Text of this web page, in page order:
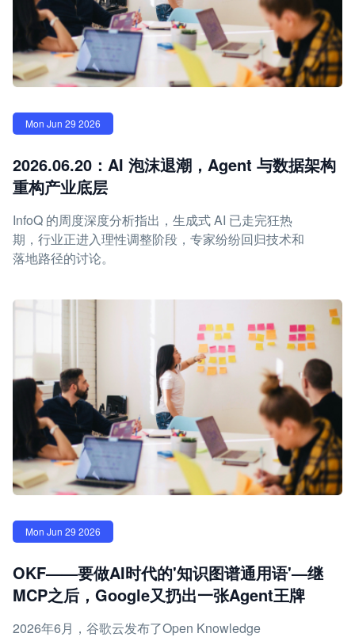
Mon Jun 29 2026
2026.06.20：AI 泡沫退潮，Agent 与数据架构
重构产业底层
InfoQ 的周度深度分析指出，生成式 AI 已走完狂热
期，行业正进入理性调整阶段，专家纷纷回归技术和
落地路径的讨论。
Mon Jun 29 2026
OKF——要做AI时代的'知识图谱通用语'—继
MCP之后，Google又扔出一张Agent王牌
2026年6月，谷歌云发布了Open Knowledge